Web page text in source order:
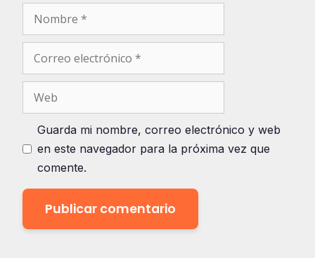
Guarda mi nombre, correo electrónico y web
en este navegador para la próxima vez que
comente.